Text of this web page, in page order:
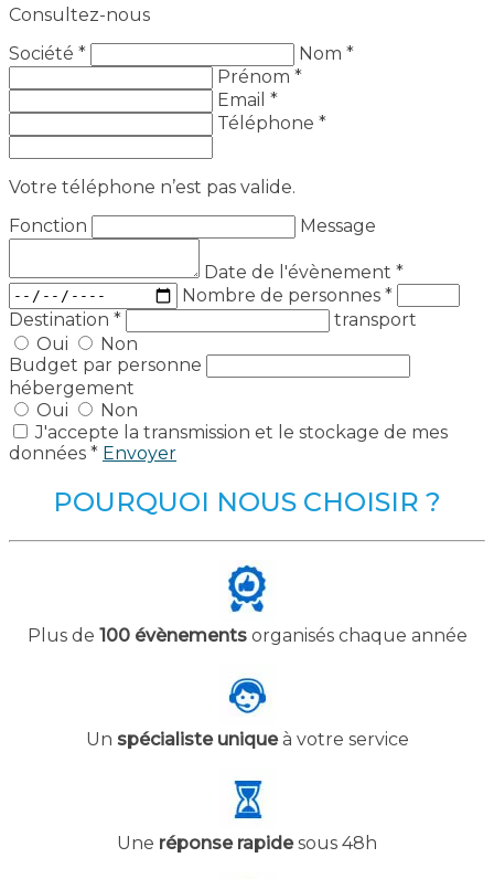
Consultez-nous
Société *
Nom *
Prénom *
Email *
Téléphone *
Votre téléphone n’est pas valide.
Fonction
Message
Date de l'évènement *
Nombre de personnes *
Destination *
transport
Oui
Non
Budget par personne
hébergement
Oui
Non
J'accepte la transmission et le stockage de mes
données * Envoyer
POURQUOI NOUS CHOISIR ?
Plus de 100 évènementsorganisés chaque année
Un spécialiste uniqueà votre service
Une réponse rapidesous 48h